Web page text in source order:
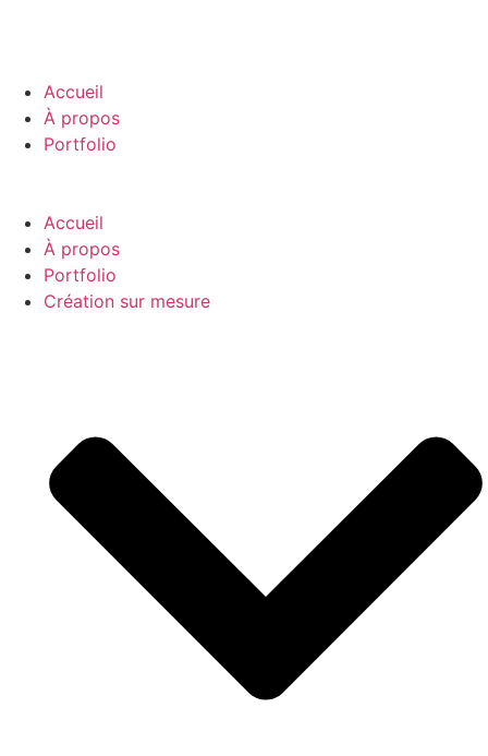
Accueil
À propos
Portfolio
Accueil
À propos
Portfolio
Création sur mesure